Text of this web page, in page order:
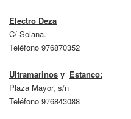
Electro Deza
C/ Solana.
Teléfono 976870352
Ultramarinos y Estanco:
Plaza Mayor, s/n
Teléfono 976843088